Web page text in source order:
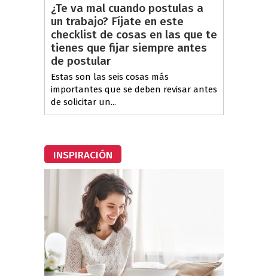
¿Te va mal cuando postulas a
un trabajo? Fíjate en este
checklist de cosas en las que te
tienes que fijar siempre antes
de postular
Estas son las seis cosas más
importantes que se deben revisar antes
de solicitar un...
INSPIRACIÓN